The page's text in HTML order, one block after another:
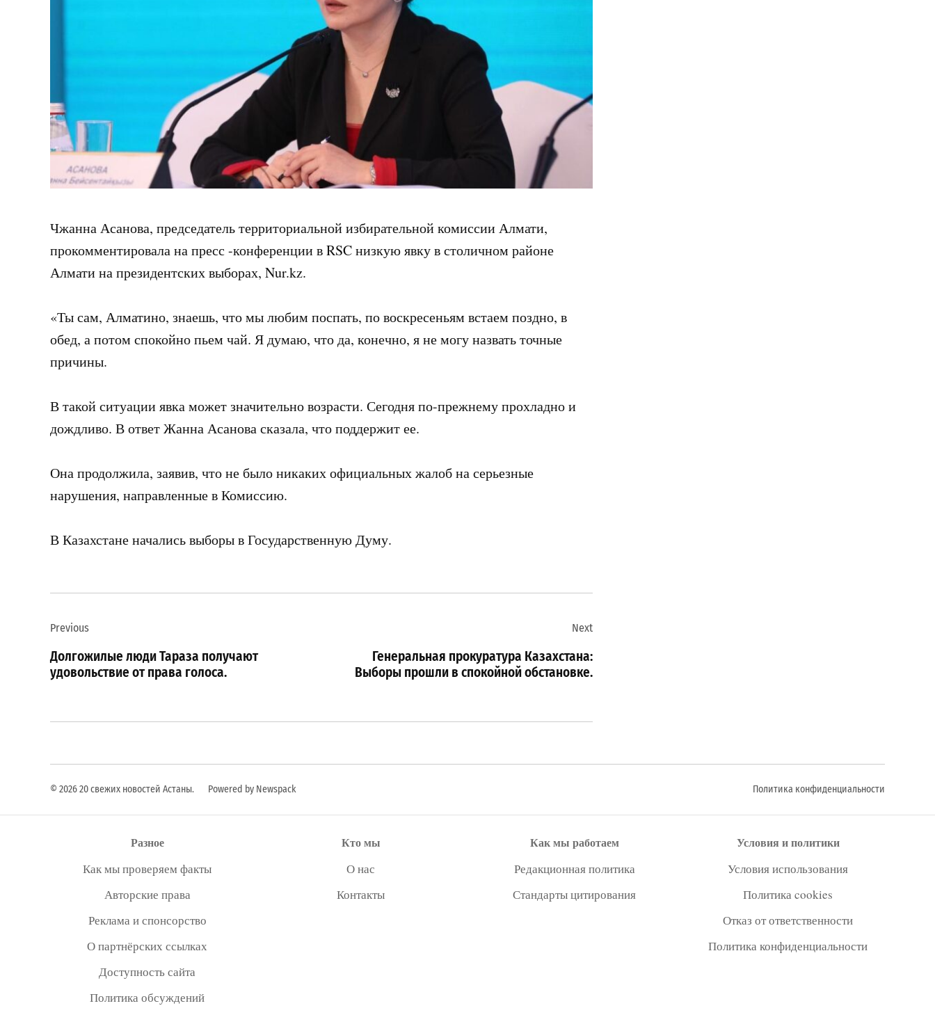
Чжанна Асанова, председатель территориальной избирательной комиссии Алмати,
прокомментировала на пресс -конференции в RSC низкую явку в столичном районе
Алмати на президентских выборах, Nur.kz.
«Ты сам, Алматино, знаешь, что мы любим поспать, по воскресеньям встаем поздно, в
обед, а потом спокойно пьем чай. Я думаю, что да, конечно, я не могу назвать точные
причины.
В такой ситуации явка может значительно возрасти. Сегодня по-прежнему прохладно и
дождливо. В ответ Жанна Асанова сказала, что поддержит ее.
Она продолжила, заявив, что не было никаких официальных жалоб на серьезные
нарушения, направленные в Комиссию.
В Казахстане начались выборы в Государственную Думу.
по
записям
Previous
Долгожилые люди Тараза получают
удовольствие от права голоса.
Next
Генеральная прокуратура Казахстана:
Выборы прошли в спокойной обстановке.
© 2026 20 свежих новостей Астаны. Powered by Newspack Политика конфиденциальности
Разное
Как мы проверяем факты
Авторские права
Реклама и спонсорство
О партнёрских ссылках
Доступность сайта
Политика обсуждений
Кто мы
О нас
Контакты
Как мы работаем
Редакционная политика
Стандарты цитирования
Условия и политики
Условия использования
Политика cookies
Отказ от ответственности
Политика конфиденциальности